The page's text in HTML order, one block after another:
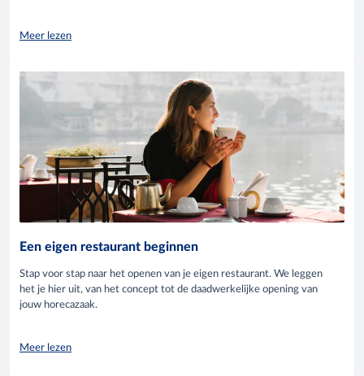
Meer lezen
Een eigen restaurant beginnen
Stap voor stap naar het openen van je eigen restaurant. We leggen
het je hier uit, van het concept tot de daadwerkelijke opening van
jouw horecazaak.
Meer lezen